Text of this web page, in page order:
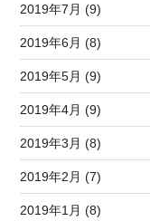
2019年7月 (9)
2019年6月 (8)
2019年5月 (9)
2019年4月 (9)
2019年3月 (8)
2019年2月 (7)
2019年1月 (8)